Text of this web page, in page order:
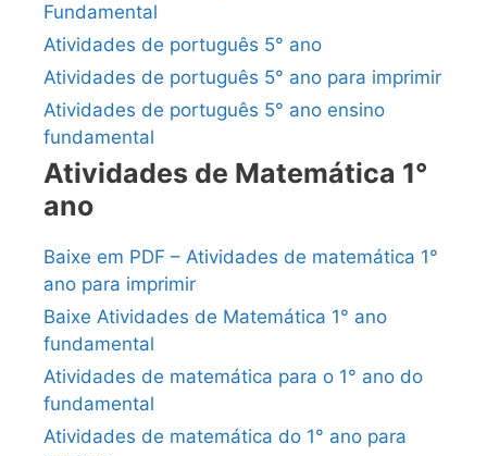
Fundamental
Atividades de português 5° ano
Atividades de português 5° ano para imprimir
Atividades de português 5° ano ensino
fundamental
Atividades de Matemática 1°
ano
Baixe em PDF – Atividades de matemática 1°
ano para imprimir
Baixe Atividades de Matemática 1° ano
fundamental
Atividades de matemática para o 1° ano do
fundamental
Atividades de matemática do 1° ano para